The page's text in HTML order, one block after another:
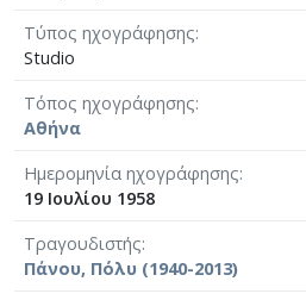
Τύπος ηχογράφησης
Studio
Τόπος ηχογράφησης
Αθήνα
Ημερομηνία ηχογράφησης
19 Ιουλίου 1958
Τραγουδιστής
Πάνου, Πόλυ (1940-2013)